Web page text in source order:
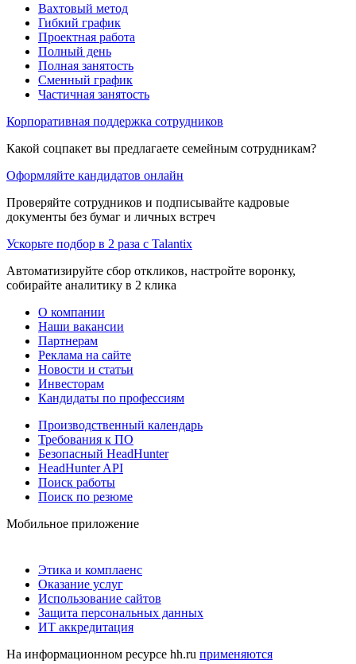
Вахтовый метод
Гибкий график
Проектная работа
Полный день
Полная занятость
Сменный график
Частичная занятость
Корпоративная поддержка сотрудников
Какой соцпакет вы предлагаете семейным сотрудникам?
Оформляйте кандидатов онлайн
Проверяйте сотрудников и подписывайте кадровые
документы без бумаг и личных встреч
Ускорьте подбор в 2 раза с Talantix
Автоматизируйте сбор откликов, настройте воронку,
собирайте аналитику в 2 клика
О компании
Наши вакансии
Партнерам
Реклама на сайте
Новости и статьи
Инвесторам
Кандидаты по профессиям
Производственный календарь
Требования к ПО
Безопасный HeadHunter
HeadHunter API
Поиск работы
Поиск по резюме
Мобильное приложение
Этика и комплаенс
Оказание услуг
Использование сайтов
Защита персональных данных
ИТ аккредитация
На информационном ресурсе hh.ru применяются